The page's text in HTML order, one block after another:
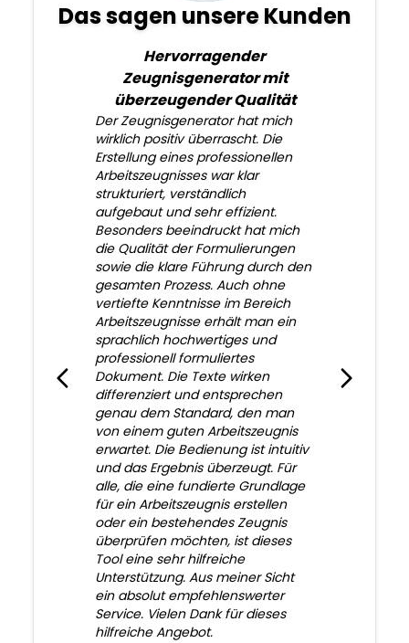
Das sagen unsere Kunden
Hervorragender
Zeugnisgenerator mit
überzeugender Qualität
Der Zeugnisgenerator hat mich
wirklich positiv überrascht. Die
Erstellung eines professionellen
Arbeitszeugnisses war klar
strukturiert, verständlich
aufgebaut und sehr effizient.
Besonders beeindruckt hat mich
die Qualität der Formulierungen
sowie die klare Führung durch den
gesamten Prozess. Auch ohne
vertiefte Kenntnisse im Bereich
Arbeitszeugnisse erhält man ein
sprachlich hochwertiges und
professionell formuliertes
Dokument. Die Texte wirken
differenziert und entsprechen
genau dem Standard, den man
von einem guten Arbeitszeugnis
erwartet. Die Bedienung ist intuitiv
und das Ergebnis überzeugt. Für
alle, die eine fundierte Grundlage
für ein Arbeitszeugnis erstellen
oder ein bestehendes Zeugnis
überprüfen möchten, ist dieses
Tool eine sehr hilfreiche
Unterstützung. Aus meiner Sicht
ein absolut empfehlenswerter
Service. Vielen Dank für dieses
hilfreiche Angebot.